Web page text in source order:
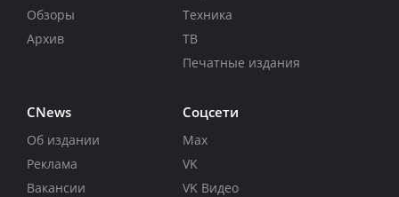
Обзоры
Архив
Техника
ТВ
Печатные издания
CNews
Об издании
Реклама
Вакансии
Соцсети
Max
VK
VK Видео